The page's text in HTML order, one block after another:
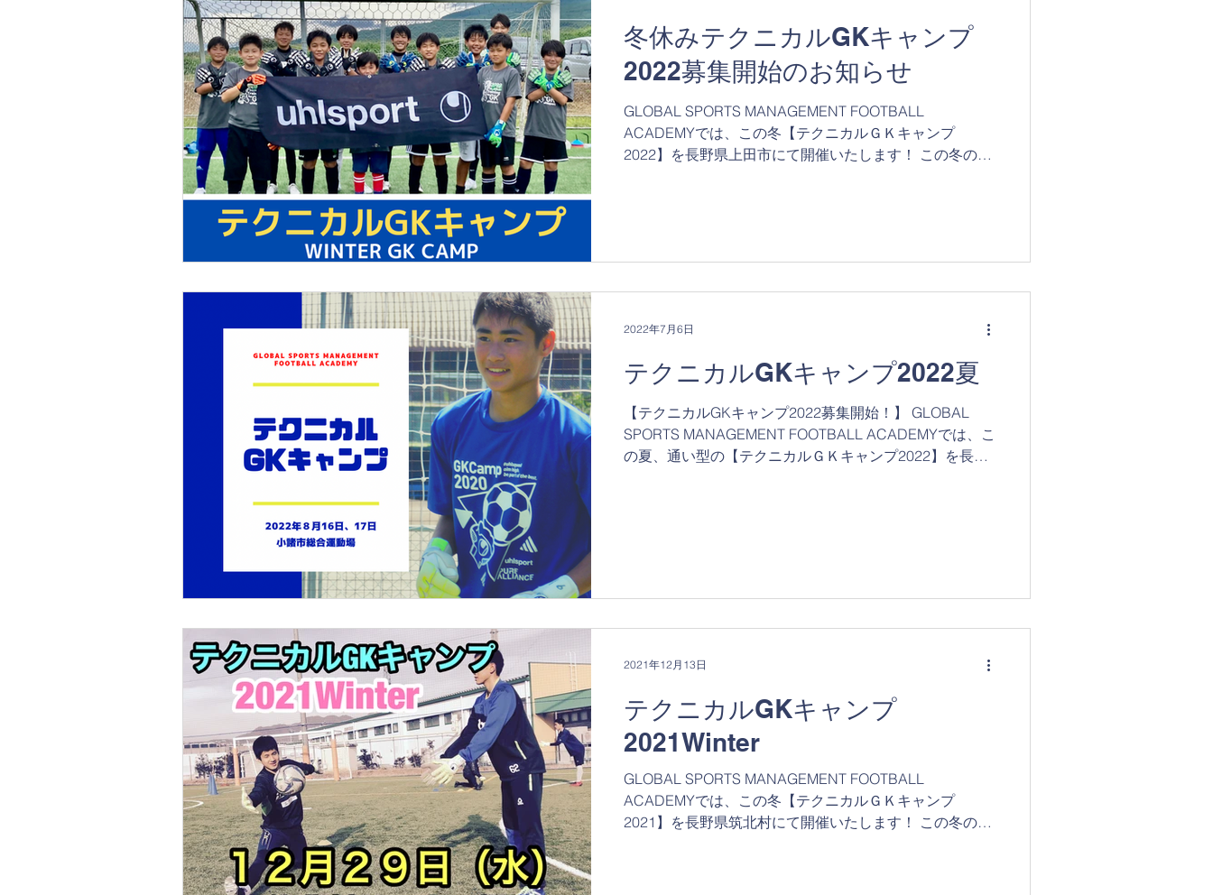
冬休みテクニカルGKキャンプ
2022募集開始のお知らせ
GLOBAL SPORTS MANAGEMENT FOOTBALL
ACADEMYでは、この冬【テクニカルＧＫキャンプ
2022】を長野県上田市にて開催いたします！ この冬の
テクニカルGKキャンプ2022夏
【テクニカルGKキャンプ2022募集開始！】 GLOBAL
SPORTS MANAGEMENT FOOTBALL ACADEMYでは、こ
の夏、通い型の【テクニカルＧＫキャンプ2022】を長野
2022年7月6日
テクニカルGKキャンプ
2021Winter
GLOBAL SPORTS MANAGEMENT FOOTBALL
ACADEMYでは、この冬【テクニカルＧＫキャンプ
2021】を長野県筑北村にて開催いたします！ この冬の
2021年12月13日